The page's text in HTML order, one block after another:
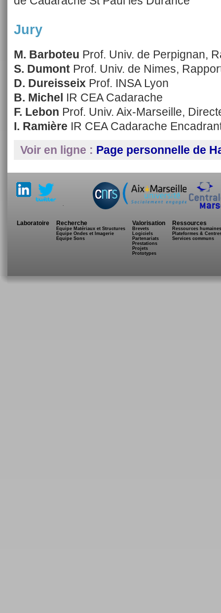
Jury
M. Barboteu Prof. Univ. de Perpignan,
S. Dumont Prof. Univ. de Nimes,
D. Dureisseix Prof. INSA Lyon
B. Michel IR CEA Cadarache
F. Lebon Prof. Univ. Aix-Marseille,
I. Ramière IR CEA Cadarache
Voir en ligne : Page personnelle de
.
Laboratoire Recherche
Equipe Matériaux et Structures
Equipe Ondes et Imagerie
Equipe Sons
Valorisation
Brevets
Logiciels
Partenariats
Prestations
Projets
Prototypes
Ressources
Ressources humaines
Plateformes &
Services communs